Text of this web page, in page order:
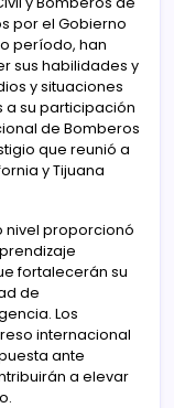
por el Gobierno
período, han
sus habilidades y
y situaciones
a su participación
de Bomberos
que reunió a
y Tijuana
nivel proporcionó
fortalecerán su
de
Los
internacional
ante
a elevar